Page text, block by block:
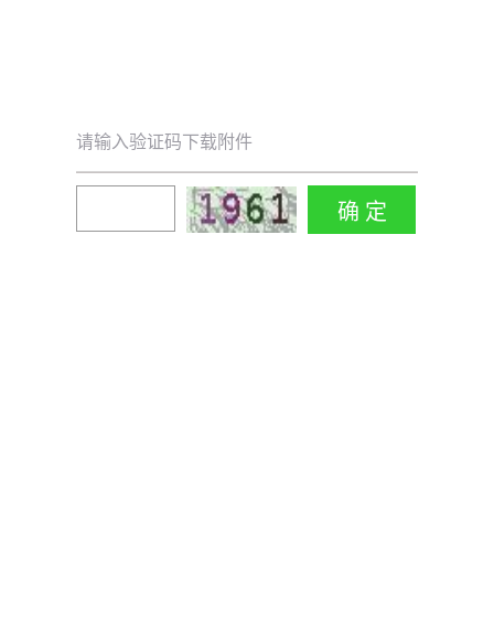
请输入验证码下载附件